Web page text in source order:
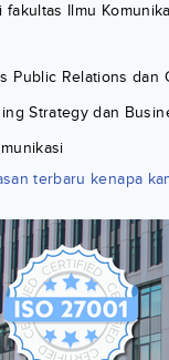
fakultas Ilmu
Public Relations dan
Strategy dan
terbaru kenapa